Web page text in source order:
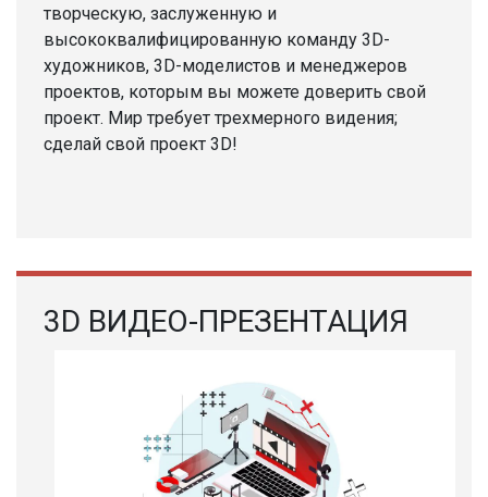
творческую, заслуженную и
высококвалифицированную команду 3D-
художников, 3D-моделистов и менеджеров
проектов, которым вы можете доверить свой
проект. Мир требует трехмерного видения;
сделай свой проект 3D!
3D ВИДЕО-ПРЕЗЕНТАЦИЯ